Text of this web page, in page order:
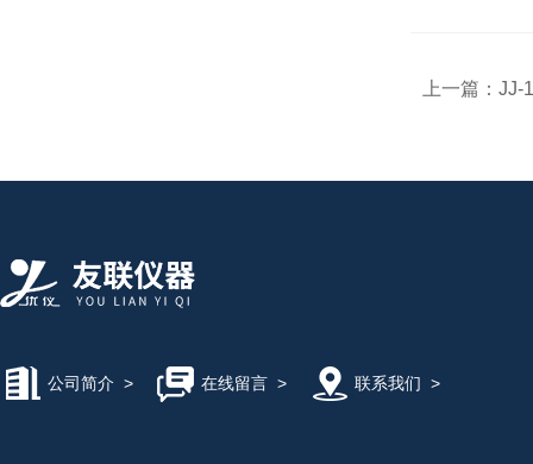
上一篇： JJ-
公司简介 > 在线留言> 联系我们 >